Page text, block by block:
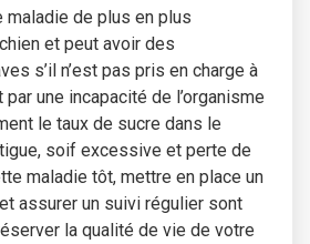
maladie de plus en plus
et peut avoir des
s’il n’est pas pris en charge à
une incapacité de l’organisme
le taux de sucre dans le
soif excessive et perte de
maladie tôt, mettre en place un
assurer un suivi régulier sont
la qualité de vie de votre